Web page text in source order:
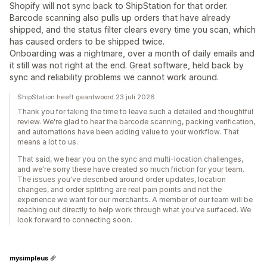
Shopify will not sync back to ShipStation for that order.
Barcode scanning also pulls up orders that have already
shipped, and the status filter clears every time you scan, which
has caused orders to be shipped twice.
Onboarding was a nightmare, over a month of daily emails and
it still was not right at the end. Great software, held back by
sync and reliability problems we cannot work around.
ShipStation heeft geantwoord 23 juli 2026
Thank you for taking the time to leave such a detailed and thoughtful
review. We're glad to hear the barcode scanning, packing verification,
and automations have been adding value to your workflow. That
means a lot to us.
That said, we hear you on the sync and multi-location challenges,
and we're sorry these have created so much friction for your team.
The issues you've described around order updates, location
changes, and order splitting are real pain points and not the
experience we want for our merchants. A member of our team will be
reaching out directly to help work through what you've surfaced. We
look forward to connecting soon.
mysimpleus